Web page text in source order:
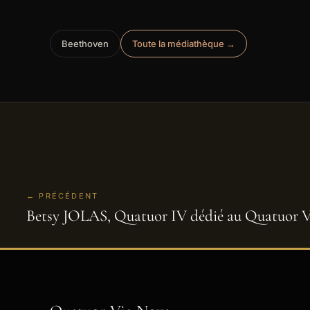
Beethoven Toute la médiathèque →
← PRÉCÉDENT
Betsy JOLAS, Quatuor IV dédié au Quatuor